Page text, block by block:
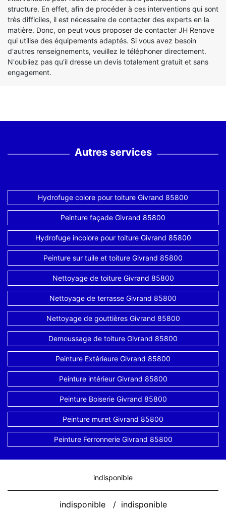
structure. En effet, afin de procéder à ces interventions qui sont
très difficiles, il est nécessaire de contacter des experts en la
matière. Donc, on peut vous proposer de contacter JH Renove
qui utilise des équipements adaptés. Si vous avez besoin
d'autres renseignements, veuillez le téléphoner directement.
N'oubliez pas qu'il dresse un devis totalement gratuit et sans
engagement.
Autres services
Hydrofuge colore pour toiture Givrand 85800
Peinture façade Givrand 85800
Hydrofuge incolore pour toiture Givrand 85800
Peinture sur tuile et toiture Givrand 85800
Nettoyage de toiture Givrand 85800
Nettoyage de terrasse Givrand 85800
Nettoyage de gouttières Givrand 85800
Demoussage de toiture Givrand 85800
Peinture Extérieure Givrand 85800
Peinture intérieur Givrand 85800
Peinture Boiserie Givrand 85800
Peinture muret Givrand 85800
Peinture Ferronnerie Givrand 85800
indisponible
indisponible / indisponible